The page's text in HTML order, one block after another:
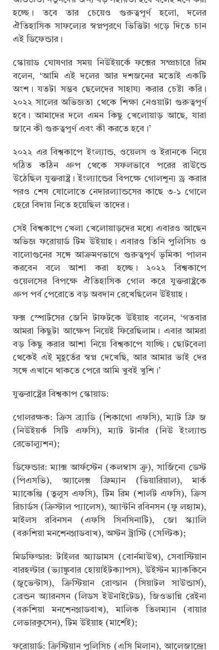
হচ্ছে। তবে তার চেয়েও গুরুত্বপূর্ণ হলো, দলের
ঐতিহাসিক সাফল্যের স্বপ্নপূরণে ভিত্তিটা গড়ে দিতে চান
এই ডিফেন্ডার।
স্কোয়াড ঘোষণার সময় নিউইয়র্কে ফক্সের সম্প্রচারে রিম
বলেন, ‘আমি এই দলের আর দশজনের মতোই একটি
অংশ। যতটা সম্ভব ছেলেদের সাহায্য করার চেষ্টা করি।
২০২২ সালের অভিজ্ঞতা থেকে শিক্ষা নেওয়াটা গুরুত্বপূর্ণ
হবে। আমাদের দলে এমন কিছু খেলোয়াড় আছে, যারা
জানে কী গুরুত্বপূর্ণ এবং কী করতে হবে।’
২০২২ এর বিশ্বকাপে ইংল্যান্ড, ওয়েলস ও ইরানকে নিয়ে
গঠিত কঠিন গ্রুপ থেকে সফলভাবে পরের রাউন্ডে
উঠেছিল যুক্তরাষ্ট্র। ইংল্যান্ডের বিপক্ষে গোলশূন্য ড্র করার
পরও শেষ ষোলোতে নেদারল্যান্ডসের কাছে ৩-১ গোলে
হেরে বিদায় নিতে হয়েছিল তাদের।
সেই বিশ্বকাপে খেলা খেলোয়াড়দের মধ্যে এবারও আছেন
অভিজ্ঞ ফরোয়ার্ড টিম উইয়াহ। এবারও তিনি পুলিসিচ ও
বালোগুনের সঙ্গে আক্রমণভাগে গুরুত্বপূর্ণ ভূমিকা পালন
করবেন বলে আশা করা হচ্ছে। ২০২২ বিশ্বকাপে
ওয়েলসের বিপক্ষে ঐতিহাসিক গোল করে যুক্তরাষ্ট্রকে
গ্রুপ পর্ব পেরোতে বড় অবদান রেখেছিলেন উইয়াহ।
ফক্স স্পোর্টসের জেনি টাফটকে উইয়াহ বলেন, ‘গতবার
আমরা কিছুটা আক্ষেপ নিয়েই ফিরেছিলাম। এবার আমরা
বড় কিছু করার আশা নিয়ে বিশ্বকাপে যাচ্ছি। ছোটবেলা
থেকেই এই মুহূর্তের স্বপ্ন দেখেছি, আর আমার ভাই দের
সঙ্গে এখানে থাকতে পেরে আমি খুবই খুশি।’
যুক্তরাষ্ট্রের বিশ্বকাপ স্কোয়াড:
গোলরক্ষক: ক্রিস ব্র্যাডি (শিকাগো এফসি), ম্যাট ফ্রি জ
(নিউইয়র্ক সিটি এফসি), ম্যাট টার্নার (নিউ ইংল্যান্ড
রেভোল্যুশন);
ডিফেন্ডার: ম্যাক্স আর্ফস্টেন (কলম্বাস ক্রু), সার্জিনো ডেস্ট
(পিএসভি), অ্যালেক্স ফ্রিম্যান (ভিয়ারিয়াল), মার্ক
ম্যাকেঞ্জি (তুলুস এফসি), টিম রিম (শার্লট এফসি), ক্রিস
রিচার্ডস (ক্রিস্টাল প্যালেস), অ্যান্টনি রবিনসন (ফু লহ্যাম),
মাইলস রবিনসন (এফসি সিনসিনাটি), জো স্ক্যালি
(বরুশিয়া মনশেনগ্লাডবাখ), অস্টন ট্রাস্টি (সেল্টিক);
মিডফিল্ডার: টাইলর অ্যাডামস (বোর্নমাউথ), সেবাস্টিয়ান
বারহল্টার (ভ্যাঙ্কুবার হোয়াইটক্যাপস), উইস্টন ম্যাককিনে
(জুভেন্টাস), ক্রিস্টিয়ান রোল্ডান (সিয়াটল সাউন্ডার্স),
ব্রেন্ডন অ্যারনসন (লিডস ইউনাইটেড), জিওভান্নি রেইনা
(বরুশিয়া মনশেনগ্লাডবাখ), মালিক তিলম্যান (বায়ার
লেভারকুসেন), টিম উইয়াহ (মার্শেই);
ফরোয়ার্ড: ক্রিস্টিয়ান পুলিসিচ (এসি মিলান), আলেজান্দ্রো